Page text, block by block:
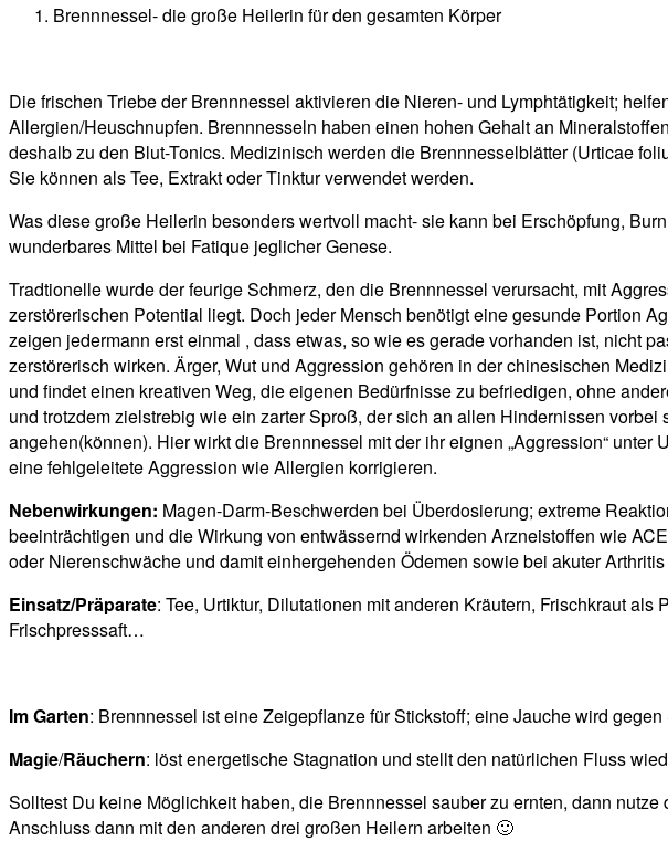
Brennnessel- die große Heilerin für den gesamten Körper
Die frischen Triebe der Brennnessel aktivieren die Nieren- und Lymphtätigkeit;
Allergien/Heuschnupfen. Brennnesseln haben einen hohen Gehalt an
deshalb zu den Blut-Tonics. Medizinisch werden die Brennnesselblätter (Urticae
Sie können als Tee, Extrakt oder Tinktur verwendet werden.
Was diese große Heilerin besonders wertvoll macht- sie kann bei Erschöpfung,
wunderbares Mittel bei Fatique jeglicher Genese.
Tradtionelle wurde der feurige Schmerz, den die Brennnessel verursacht, mit
zerstörerischen Potential liegt. Doch jeder Mensch benötigt eine gesunde Portion
zeigen jedermann erst einmal , dass etwas, so wie es gerade vorhanden ist, nicht
zerstörerisch wirken. Ärger, Wut und Aggression gehören in der chinesischen
und findet einen kreativen Weg, die eigenen Bedürfnisse zu befriedigen, ohne
und trotzdem zielstrebig wie ein zarter Sproß, der sich an allen Hindernissen
angehen(können). Hier wirkt die Brennnessel mit der ihr eignen „Aggression“
eine fehlgeleitete Aggression wie Allergien korrigieren.
Nebenwirkungen: Magen-Darm-Beschwerden bei Überdosierung; extreme
beeinträchtigen und die Wirkung von entwässernd wirkenden Arzneistoffen wie
oder Nierenschwäche und damit einhergehenden Ödemen sowie bei akuter
Einsatz/Präparate: Tee, Urtiktur, Dilutationen mit anderen Kräutern, Frischkraut
Frischpresssaft…
Im Garten: Brennnessel ist eine Zeigepflanze für Stickstoff; eine Jauche wird
Magie/Räuchern: löst energetische Stagnation und stellt den natürlichen Fluss
Solltest Du keine Möglichkeit haben, die Brennnessel sauber zu ernten, dann
Anschluss dann mit den anderen drei großen Heilern arbeiten 🙂